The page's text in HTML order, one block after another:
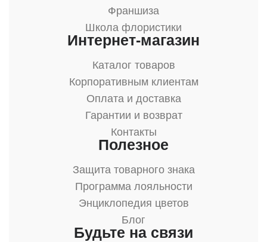
Франшиза
Школа флористики
Интернет-магазин
Каталог товаров
Корпоративным клиентам
Оплата и доставка
Гарантии и возврат
Контакты
Полезное
Защита товарного знака
Программа лояльности
Энциклопедия цветов
Блог
Будьте на связи